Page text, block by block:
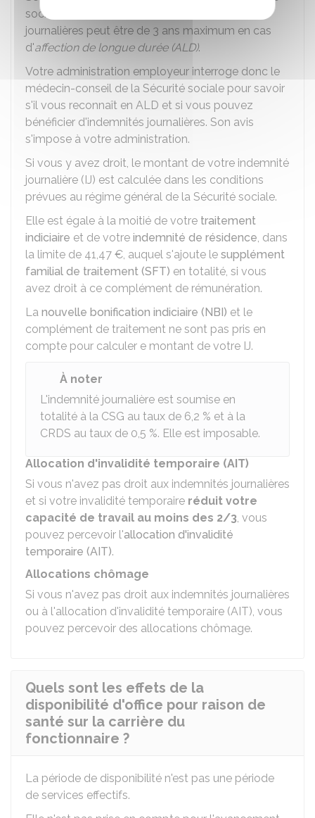
sociale, la durée de versement des indemnités
journalières peut être de 3 ans maximum en cas
d'affection de longue durée (ALD).
Votre administration employeur interroge donc le
médecin-conseil de la Sécurité sociale pour savoir
s'il vous reconnaît en ALD et si vous pouvez
bénéficier d'indemnités journalières. Son avis
s'impose à votre administration.
Si vous y avez droit, le montant de votre indemnité
journalière (IJ) est calculée dans les conditions
prévues au régime général de la Sécurité sociale.
Elle est égale à la moitié de votre traitement
indiciaire et de votre indemnité de résidence, dans
la limite de 41,47 €, auquel s'ajoute le supplément
familial de traitement (SFT) en totalité, si vous
avez droit à ce complément de rémunération.
La nouvelle bonification indiciaire (NBI) et le
complément de traitement ne sont pas pris en
compte pour calculer e montant de votre IJ.
À noter
L'indemnité journalière est soumise en
totalité à la CSG au taux de 6,2 % et à la
CRDS au taux de 0,5 %. Elle est imposable.
Allocation d'invalidité temporaire (AIT)
Si vous n'avez pas droit aux indemnités journalières
et si votre invalidité temporaire réduit votre
capacité de travail au moins des 2/3, vous
pouvez percevoir l'allocation d'invalidité
temporaire (AIT).
Allocations chômage
Si vous n'avez pas droit aux indemnités journalières
ou à l'allocation d'invalidité temporaire (AIT), vous
pouvez percevoir des allocations chômage.
Quels sont les effets de la
disponibilité d'office pour raison de
santé sur la carrière du
fonctionnaire ?
La période de disponibilité n'est pas une période
de services effectifs.